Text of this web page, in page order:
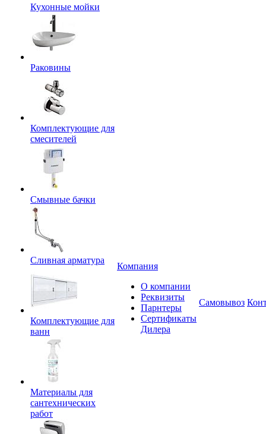
Кухонные мойки
Раковины
Комплектующие для
смесителей
Смывные бачки
Сливная арматура
Комплектующие для
ванн
Материалы для
сантехнических
работ
Компания
О компании
Реквизиты
Парнтеры
Сертификаты
Дилера
Самовывоз